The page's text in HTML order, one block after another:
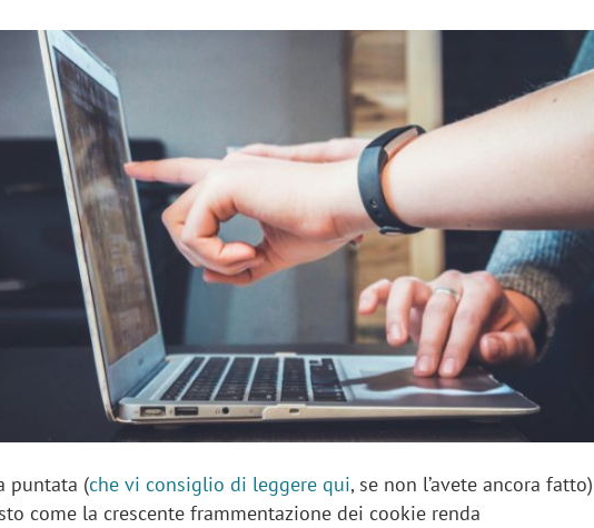
puntata (che vi consiglio di leggere qui, se non l’avete ancora fatto)
come la crescente frammentazione dei cookie renda